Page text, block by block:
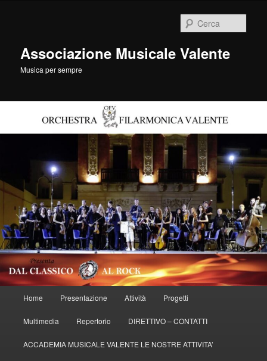
Associazione Musicale Valente
Musica per sempre
principale
Home Presentazione Attività Progetti
Multimedia Repertorio DIRETTIVO – CONTATTI
ACCADEMIA MUSICALE VALENTE LE NOSTRE ATTIVITA’